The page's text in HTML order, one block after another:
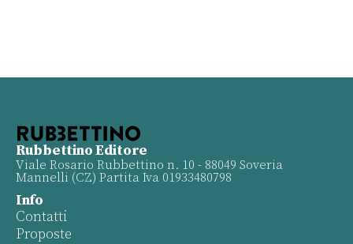
Rubbettino Editore
Viale Rosario Rubbettino n. 10 - 88049 Soveria
Mannelli (CZ) Partita Iva 01933480798
Info
Contatti
Proposte